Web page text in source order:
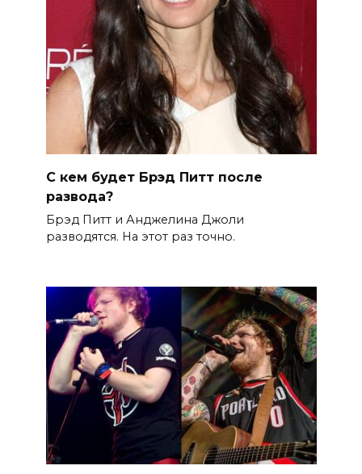
С кем будет Брэд Питт после
развода?
Брэд Питт и Анджелина Джоли
разводятся. На этот раз точно.